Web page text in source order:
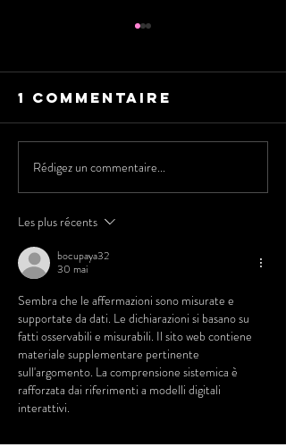
Soutien au
concours
Défi-Québec
1 commentaire
Rédigez un commentaire...
Les plus récents
bocupaya32
30 mai
Sembra che le affermazioni sono misurate e
supportate da dati. Le dichiarazioni si basano su
fatti osservabili e misurabili. Il sito web contiene
materiale supplementare pertinente
sull'argomento. La comprensione sistemica è
rafforzata dai riferimenti a modelli digitali
interattivi.